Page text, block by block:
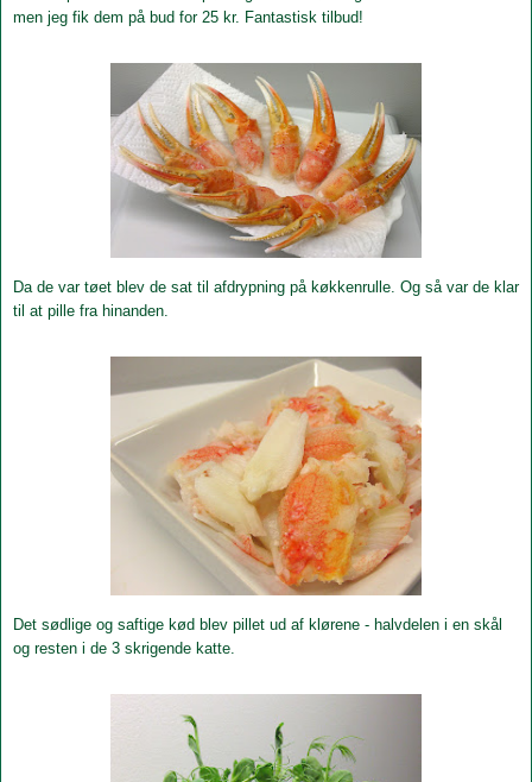
men jeg fik dem på bud for 25 kr. Fantastisk tilbud!
Da de var tøet blev de sat til afdrypning på køkkenrulle. Og så var de klar
til at pille fra hinanden.
Det sødlige og saftige kød blev pillet ud af klørene - halvdelen i en skål
og resten i de 3 skrigende katte.